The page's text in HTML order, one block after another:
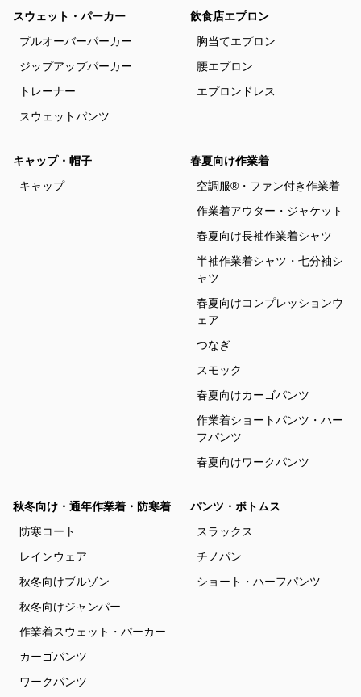
スウェット・パーカー
プルオーバーパーカー
ジップアップパーカー
トレーナー
スウェットパンツ
飲食店エプロン
胸当てエプロン
腰エプロン
エプロンドレス
キャップ・帽子
キャップ
春夏向け作業着
空調服®・ファン付き作業着
作業着アウター・ジャケット
春夏向け長袖作業着シャツ
半袖作業着シャツ・七分袖シ
ャツ
春夏向けコンプレッションウ
ェア
つなぎ
スモック
春夏向けカーゴパンツ
作業着ショートパンツ・ハー
フパンツ
春夏向けワークパンツ
秋冬向け・通年作業着・防寒着
防寒コート
レインウェア
秋冬向けブルゾン
秋冬向けジャンパー
作業着スウェット・パーカー
カーゴパンツ
ワークパンツ
パンツ・ボトムス
スラックス
チノパン
ショート・ハーフパンツ